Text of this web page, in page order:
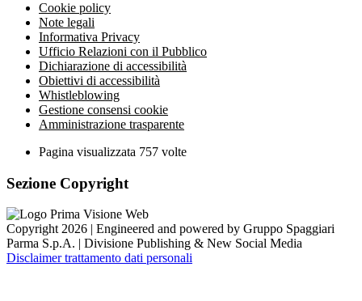
Cookie policy
Note legali
Informativa Privacy
Ufficio Relazioni con il Pubblico
Dichiarazione di accessibilità
Obiettivi di accessibilità
Whistleblowing
Gestione consensi cookie
Amministrazione trasparente
Pagina visualizzata 757 volte
Sezione Copyright
Copyright 2026 | Engineered and powered by Gruppo Spaggiari
Parma S.p.A. | Divisione Publishing & New Social Media
Disclaimer trattamento dati personali